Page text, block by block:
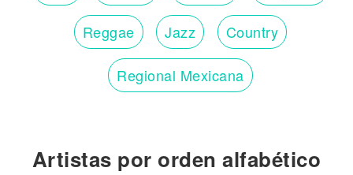
Reggae Jazz Country
Regional Mexicana
Artistas por orden alfabético